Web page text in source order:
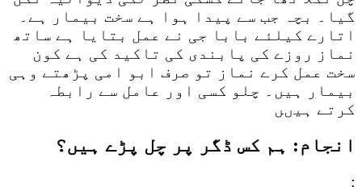
گیا۔ بچہ جب سے پیدا ہوا ہے سخت بیمار ہے۔
اتارے کیلئے بابا جی نے عمل بتایا ہے ساتھ
نماز روزے کی پابندی کی تاکید کی ہے کون
سخت عمل کرے نماز تو صرف ابو امی پڑھتے وہی
بیمار ہیں۔ چلو کسی اور عامل سے رابطہ
کرتے ہیںں
انجام: ہم کس ڈگر پر چل پڑے ہیں؟
: